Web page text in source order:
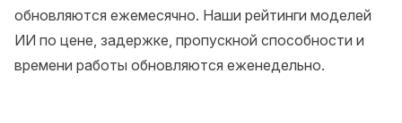
обновляются ежемесячно. Наши рейтинги моделей
ИИ по цене, задержке, пропускной способности и
времени работы обновляются еженедельно.